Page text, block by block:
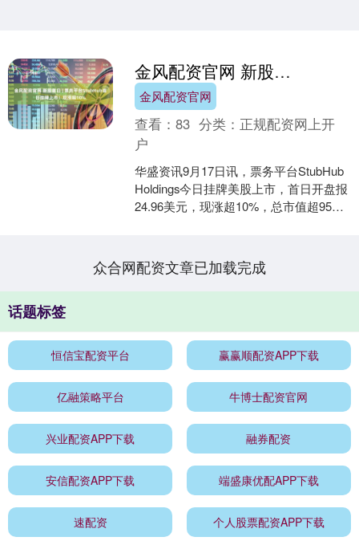
金风配资官网 新股首日 | 票务平台StubHub首日挂牌上市！现涨超10%
金风配资官网
查看：83 分类： 正规配资网上开
户
华盛资讯9月17日讯，票务平台StubHub
Holdings今日挂牌美股上市，首日开盘报
24.96美元，现涨超10%，总市值超95亿
众合网配资文章已加载完成
话题标签
恒信宝配资平台 赢赢顺配资APP下载
亿融策略平台 牛博士配资官网
兴业配资APP下载 融券配资
安信配资APP下载 端盛康优配APP下载
速配资 个人股票配资APP下载